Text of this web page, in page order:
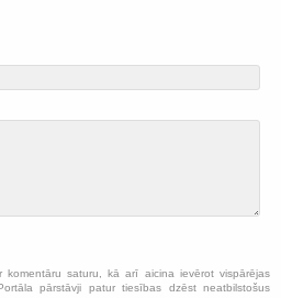
komentāru saturu, kā arī aicina ievērot vispārējas
pārstāvji patur tiesības dzēst neatbilstošus